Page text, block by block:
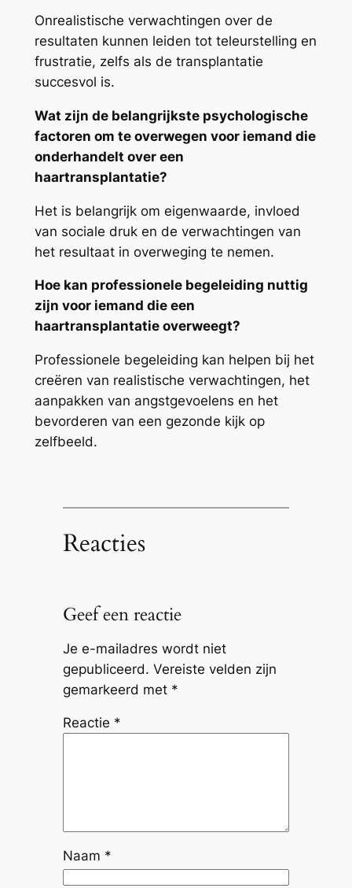
Onrealistische verwachtingen over de
resultaten kunnen leiden tot teleurstelling en
frustratie, zelfs als de transplantatie
succesvol is.
Wat zijn de belangrijkste psychologische
factoren om te overwegen voor iemand die
onderhandelt over een
haartransplantatie?
Het is belangrijk om eigenwaarde, invloed
van sociale druk en de verwachtingen van
het resultaat in overweging te nemen.
Hoe kan professionele begeleiding nuttig
zijn voor iemand die een
haartransplantatie overweegt?
Professionele begeleiding kan helpen bij het
creëren van realistische verwachtingen, het
aanpakken van angstgevoelens en het
bevorderen van een gezonde kijk op
zelfbeeld.
Reacties
Geef een reactie
Je e-mailadres wordt niet
gepubliceerd. Vereiste velden zijn
gemarkeerd met *
Reactie *
Naam *